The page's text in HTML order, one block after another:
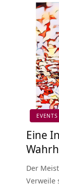
EVENTS
Eine
Der
Verweile